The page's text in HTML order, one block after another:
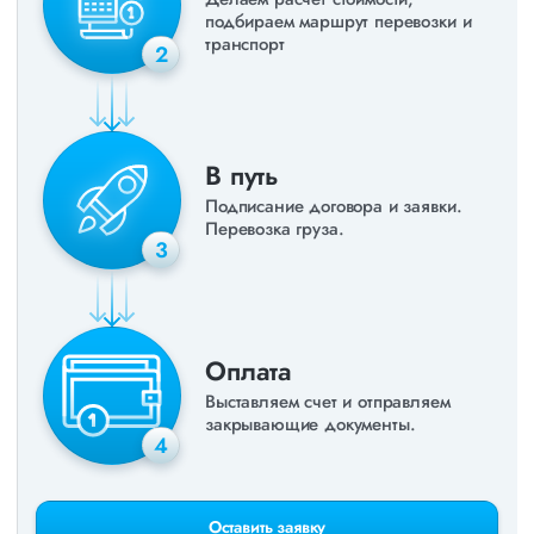
2
подбираем маршрут перевозки и
транспорт
3
В путь
Подписание договора и заявки.
Перевозка груза.
4
Оплата
Выставляем счет и отправляем
закрывающие документы.
Оставить заявку